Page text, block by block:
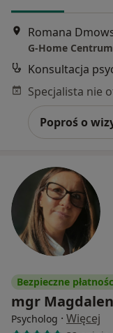
Romana
G-Home
Konsultacja
Poproś o
Bezpieczne
mgr
Psycholog · Więcej